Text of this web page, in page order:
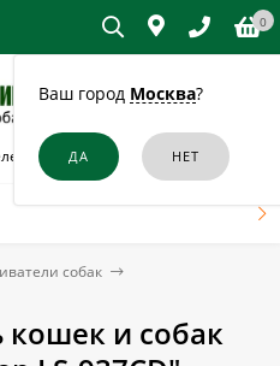
Ваш город Москва?
0
собак и кошек в Острогожске
собак
кошек и собак